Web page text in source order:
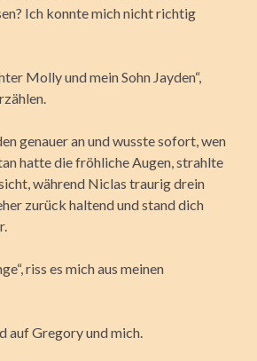
Ich konnte mich nicht richtig
Molly und mein Sohn Jayden“,
genauer an und wusste sofort, wen
hatte die fröhliche Augen, strahlte
während Niclas traurig drein
zurück haltend und stand dich
riss es mich aus meinen
auf Gregory und mich.